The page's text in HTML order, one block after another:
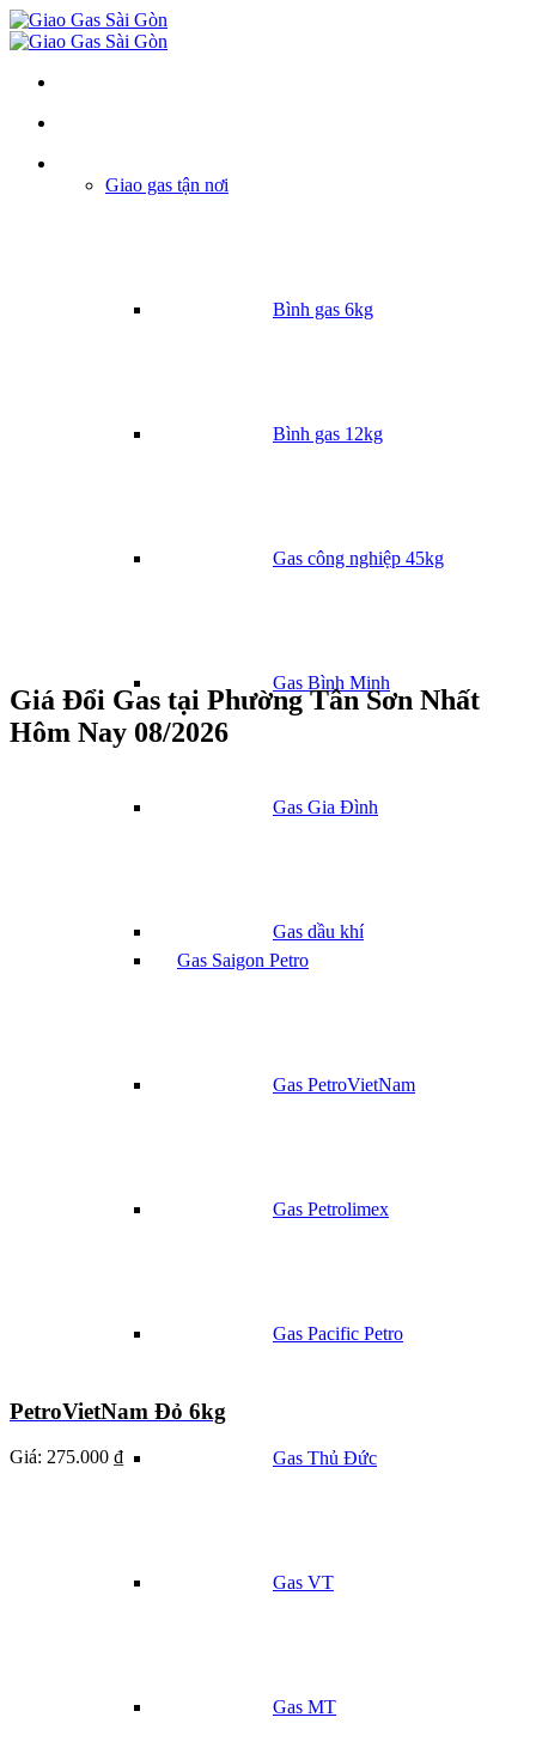
Giao gas tận nơi
Bình gas 6kg
Bình gas 12kg
Gas công nghiệp 45kg
Gas Bình Minh
Gas Gia Đình
Gas dầu khí
Gas Saigon Petro
Gas PetroVietNam
Gas Petrolimex
Gas Pacific Petro
Gas Thủ Đức
Gas VT
Gas MT
Giá Đổi Gas tại Phường Tân Sơn Nhất
Hôm Nay 08/2026
PetroVietNam Đỏ 6kg
Giá: 275.000 ₫